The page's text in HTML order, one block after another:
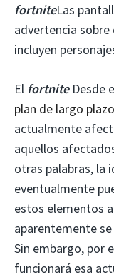
fortniteLas
advertencia
incluyen
El fortniteDesde
plan de largo plazo
actualmente
aquellos
otras palabras, la
eventualmente
estos elementos
aparentemente
Sin embargo, por
funcionará esa